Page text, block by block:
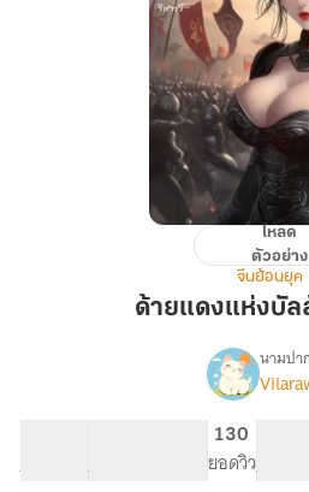
แห่ง
โหลด
ตัวอย่าง
จีนย้อนยุค
ด้ายแดงแห่งบัล
เรื่อง
นามปา
จำนวนคำ จำนวนหน้า (A5)
130
ยอดวิวระดับเนื้